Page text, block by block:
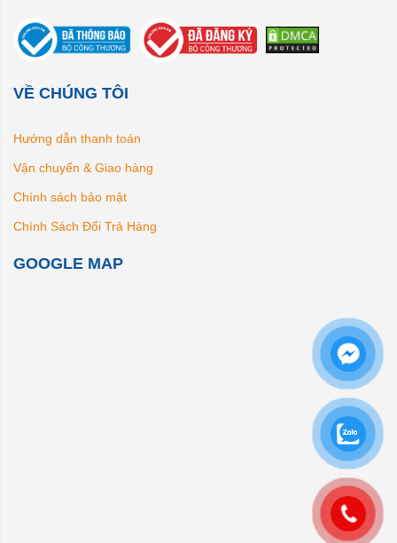
VỀ CHÚNG TÔI
Hướng dẫn thanh toán
Vận chuyển & Giao hàng
Chính sách bảo mật
Chính Sách Đổi Trả Hàng
GOOGLE MAP